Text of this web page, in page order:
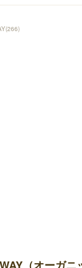
(266)